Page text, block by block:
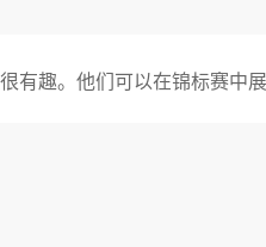
有趣。他们可以在锦标赛中